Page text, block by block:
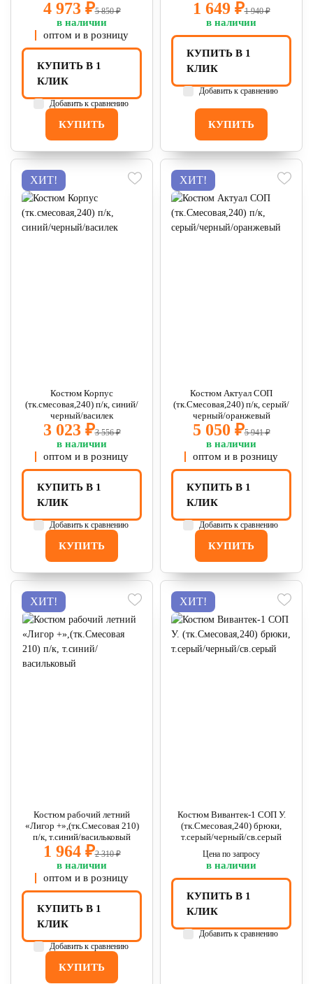
4 973 ₽5 850 ₽
в наличии
оптом и в розницу
КУПИТЬ
КУПИТЬ В 1
КЛИК
Добавить к сравнению
1 649 ₽1 940 ₽
в наличии
КУПИТЬ
КУПИТЬ В 1
КЛИК
Добавить к сравнению
ХИТ!
Костюм Корпус
(тк.смесовая,240) п/к, синий/
черный/василек
3 023 ₽3 556 ₽
в наличии
оптом и в розницу
КУПИТЬ
КУПИТЬ В 1
КЛИК
Добавить к сравнению
ХИТ!
Костюм Актуал СОП
(тк.Смесовая,240) п/к, серый/
черный/оранжевый
5 050 ₽5 941 ₽
в наличии
оптом и в розницу
КУПИТЬ
КУПИТЬ В 1
КЛИК
Добавить к сравнению
ХИТ!
Костюм рабочий летний
«Лигор +»,(тк.Смесовая 210)
п/к, т.синий/васильковый
1 964 ₽2 310 ₽
в наличии
оптом и в розницу
КУПИТЬ
КУПИТЬ В 1
КЛИК
Добавить к сравнению
ХИТ!
Костюм Вивантек-1 СОП У.
(тк.Смесовая,240) брюки,
т.серый/черный/св.серый
Цена по запросу
в наличии
КУПИТЬ В 1
КЛИК
Добавить к сравнению